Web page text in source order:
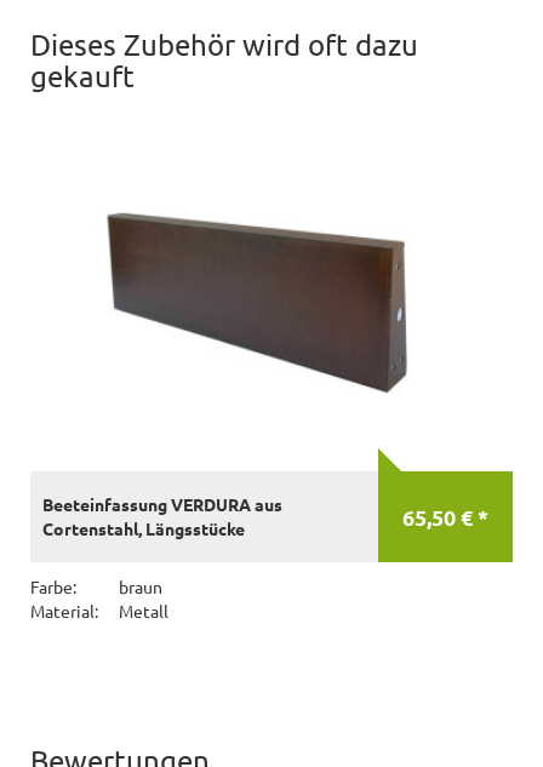
Dieses Zubehör wird oft dazu
gekauft
65,50 € *
Beeteinfassung VERDURA aus
Cortenstahl, Längsstücke
Farbe:
braun
Material:
Metall
Bewertungen